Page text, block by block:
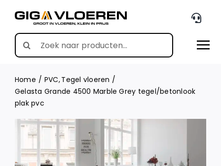
content
Search
for:
Home PVC Tegel vloeren
Gelasta Grande 4500 Marble Grey tegel/betonlook
plak pvc